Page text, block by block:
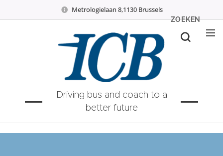
Metrologielaan 8,1130 Brussels
Driving bus and coach to a
better future
ZOEKEN